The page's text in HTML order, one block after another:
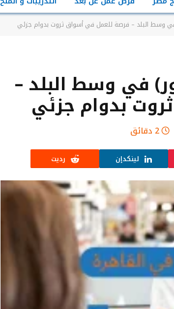
وسط البلد – فرصة للعمل في أسواق ثروت بدوام جزئي
في وسط البلد –
بدوام جزئي
2 دقائق
لينكدإن رديت